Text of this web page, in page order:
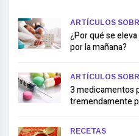
ARTÍCULOS
¿Por qué se
por la mañana?
ARTÍCULOS
3 medicamentos
tremendamente
RECETAS